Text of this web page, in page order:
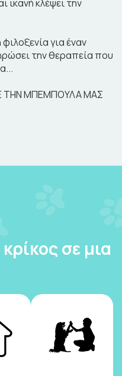
ικανή κλέψει την
για έναν
την θεραπεία που
ΤΗΝ ΜΠΕΜΠΟΥΛΑ ΜΑΣ
σε μια